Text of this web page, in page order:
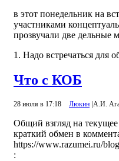
в этот понедельник на
участниками
прозвучали две дельные
1. Надо встречаться для
Что с КОБ
28 июля в 17:18 Люкин А.И.
Общий взгляд на текущее
краткий обмен в
https://www.razumei.ru/
: